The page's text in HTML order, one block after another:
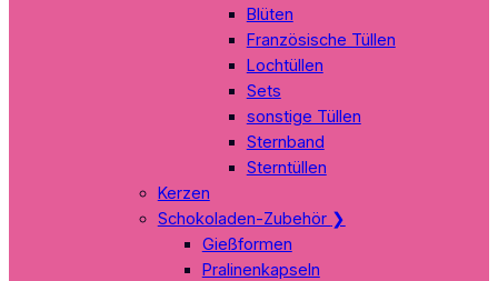
Blüten
Französische Tüllen
Lochtüllen
Sets
sonstige Tüllen
Sternband
Sterntüllen
Kerzen
Schokoladen-Zubehör ❯
Gießformen
Pralinenkapseln